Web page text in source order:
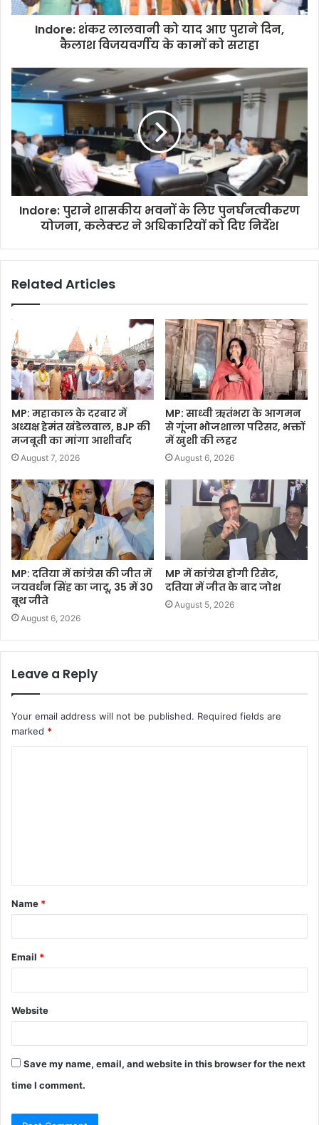
Indore: शंकर लालवानी को याद आए पुराने दिन,
कैलाश विजयवर्गीय के कामों को सराहा
Indore: पुराने शासकीय भवनों के लिए पुनर्घनत्वीकरण
योजना, कलेक्टर ने अधिकारियों को दिए निर्देश
Related Articles
MP: महाकाल के दरबार में
अध्यक्ष हेमंत खंडेलवाल, BJP की
मजबूती का मांगा आशीर्वाद
August 7, 2026
MP: साध्वी ऋतंभरा के आगमन
से गूंजा भोजशाला परिसर, भक्तों
में खुशी की लहर
August 6, 2026
MP: दतिया में कांग्रेस की जीत में
जयवर्धन सिंह का जादू, 35 में 30
बूथ जीते
August 6, 2026
MP में कांग्रेस होगी रिसेट,
दतिया में जीत के बाद जोश
August 5, 2026
Leave a Reply
Your email address will not be published. Required fields are
marked *
t
*
Name *
Email *
Website
Save my name, email, and website in this browser for the next
time I comment.